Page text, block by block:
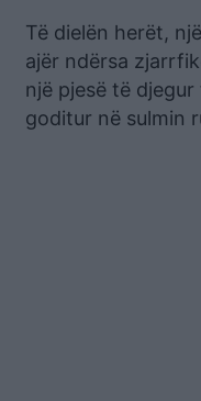
Të dielën herët,
ajër ndërsa
një pjesë të
goditur në sulmin